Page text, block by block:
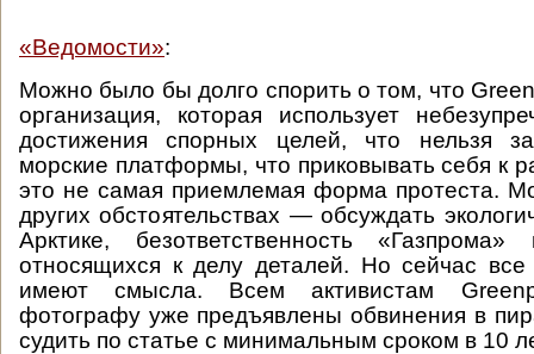
«Ведомости»:
Можно было бы долго спорить о том, что
организация, которая использует
достижения спорных целей, что нельзя
морские платформы, что приковывать себя к
это не самая приемлемая форма протеста.
других обстоятельствах — обсуждать
Арктике, безответственность
относящихся к делу деталей. Но сейчас
имеют смысла. Всем активистам
фотографу уже предъявлены обвинения в
судить по статье с минимальным сроком в 10